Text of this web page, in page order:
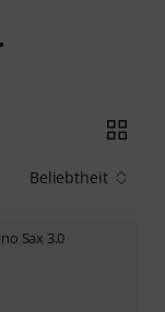
Beliebtheit
Sax 3.0